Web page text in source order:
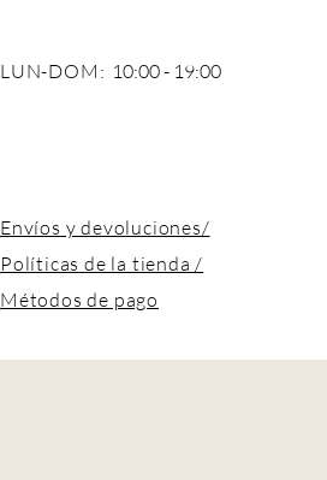
LUN-DOM: 10:00 - 19:00
Envíos y devoluciones/
Políticas de la tienda /
Métodos de pago